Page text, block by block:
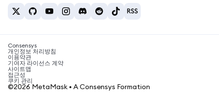
ETH를 USDT로 환전
USDT 매수
SHIB 매수
BNB 매수
암호화폐 세금 뉴스
암호화폐 매수 방법
비트코인 매도 방법
Consensys
개인정보 처리방침
이용약관
기여자 라이선스 계약
사이트맵
접근성
쿠키 관리
©2026 MetaMask • A Consensys Formation